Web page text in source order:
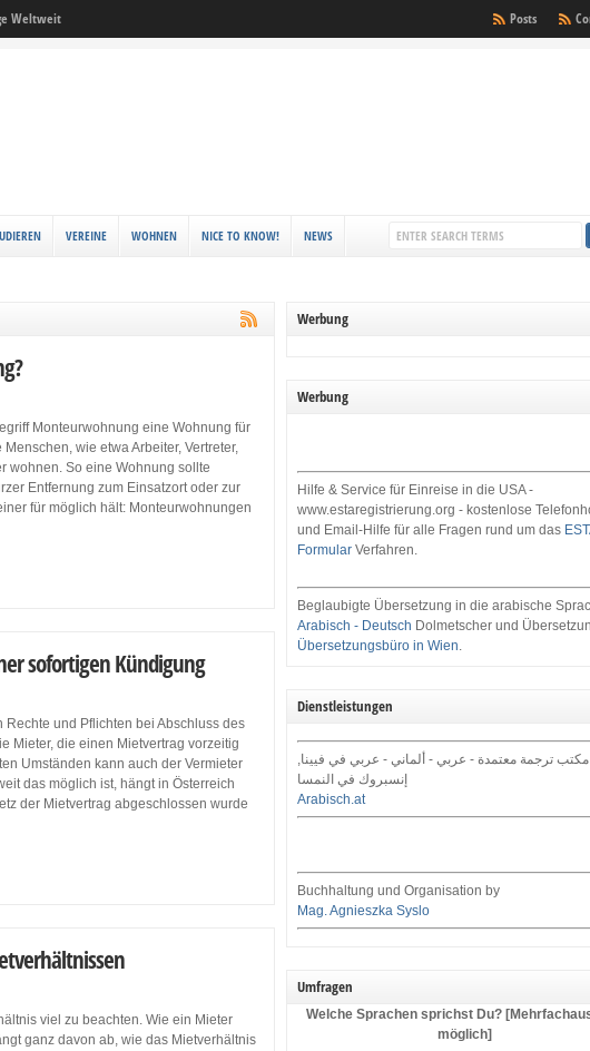
Weltweit Posts
VEREINE WOHNEN NICE TO KNOW! NEWS
Monteurwohnung eine Wohnung für
wie etwa Arbeiter, Vertreter,
wohnen. So eine Wohnung sollte
Entfernung zum Einsatzort oder zur
für möglich hält: Monteurwohnungen
sofortigen Kündigung
und Pflichten bei Abschluss des
Mieter, die einen Mietvertrag vorzeitig
Umständen kann auch der Vermieter
das möglich ist, hängt in Österreich
der Mietvertrag abgeschlossen wurde
viel zu beachten. Wie ein Mieter
ganz davon ab, wie das Mietverhältnis
Werbung
Werbung
Hilfe & Service für Einreise in die USA -
www.estaregistrierung.org - kostenlose
und Email-Hilfe für alle Fragen rund um das
Formular Verfahren.
Beglaubigte Übersetzung in die arabische
Arabisch - Deutsch Dolmetscher und
Übersetzungsbüro in Wien.
Dienstleistungen
مكتب ترجمة معتمدة - عربي - ألماني - عربي في فيينا,
إنسبروك في النمسا
Arabisch.at
Buchhaltung und Organisation by
Mag. Agnieszka Syslo
Umfragen
Welche Sprachen sprichst Du?
möglich]